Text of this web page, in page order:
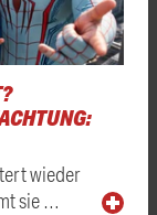
wieder
sie …